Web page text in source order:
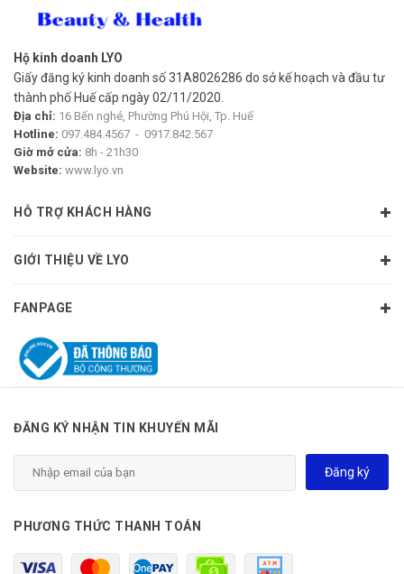
- Thoa lên bề mặt da từ 15 - 20 phút trước khi tiếp xúc với
hoặc ra nhiều mồ hôi
Hộ kinh doanh LYO
Giấy đăng ký kinh doanh số 31A8026286 do sở kế hoạch và đầu tư
thành phố Huế cấp ngày 02/11/2020.
Địa chỉ: 16 Bến nghé, Phường Phú Hội, Tp. Huế
Hotline: 097.484.4567 - 0917.842.567
Giờ mở cửa: 8h - 21h30
Website: www.lyo.vn
HỖ TRỢ KHÁCH HÀNG
GIỚI THIỆU VỀ LYO
FANPAGE
ĐĂNG KÝ NHẬN TIN KHUYẾN MÃI
Đăng ký
PHƯƠNG THỨC THANH TOÁN